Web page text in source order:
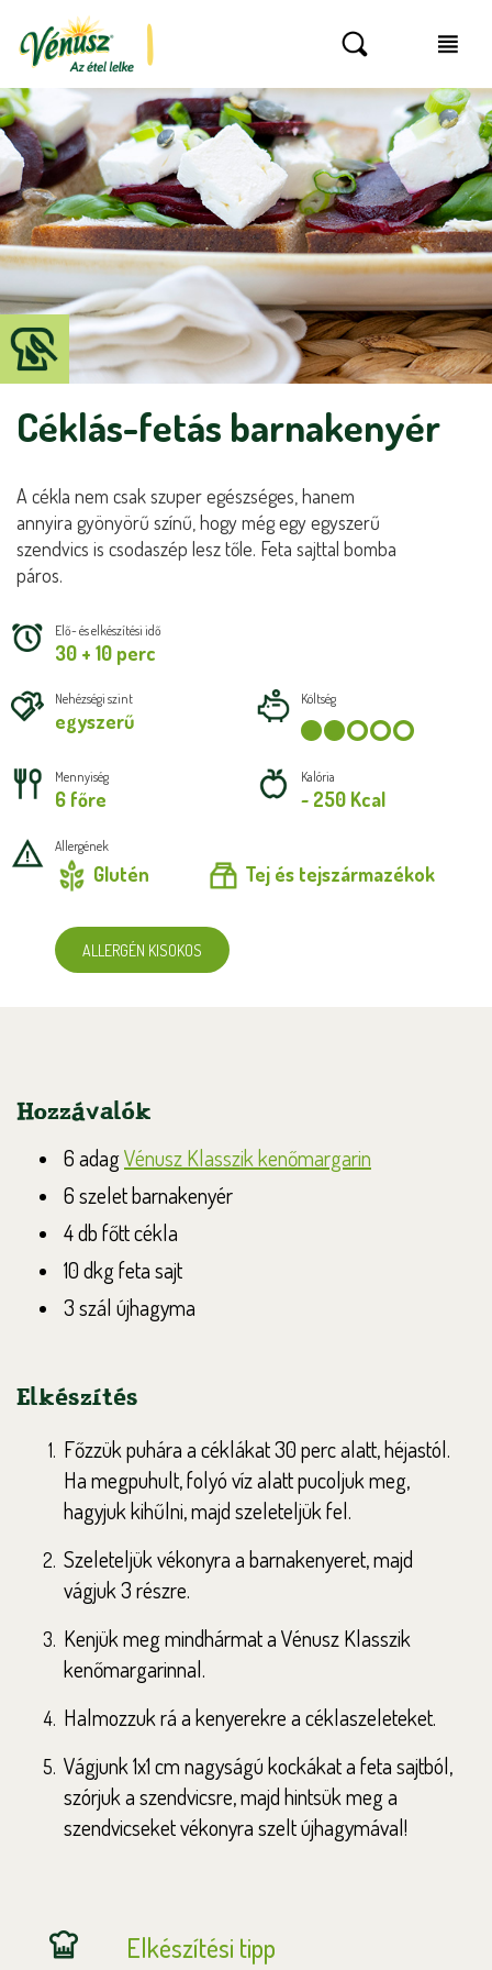
Céklás-fetás barnakenyér
A cékla nem csak szuper egészséges, hanem
annyira gyönyörű színű, hogy még egy egyszerű
szendvics is csodaszép lesz tőle. Feta sajttal bomba
páros.
Elő- és elkészítési idő
30 + 10 perc
Nehézségi szint
egyszerű
Költség
Mennyiség
6 főre
Kalória
~ 250 Kcal
Allergének
Glutén Tej és tejszármazékok
ALLERGÉN KISOKOS
Hozzávalók
6 adagVénusz Klasszik kenőmargarin
6 szelet barnakenyér
4 db főtt cékla
10 dkg feta sajt
3 szál újhagyma
Elkészítés
Főzzük puhára a céklákat 30 perc alatt, héjastól.
Ha megpuhult, folyó víz alatt pucoljuk meg,
hagyjuk kihűlni, majd szeleteljük fel.
Szeleteljük vékonyra a barnakenyeret, majd
vágjuk 3 részre.
Kenjük meg mindhármat a Vénusz Klasszik
kenőmargarinnal.
Halmozzuk rá a kenyerekre a céklaszeleteket.
Vágjunk 1x1 cm nagyságú kockákat a feta sajtból,
szórjuk a szendvicsre, majd hintsük meg a
szendvicseket vékonyra szelt újhagymával!
Elkészítési tipp